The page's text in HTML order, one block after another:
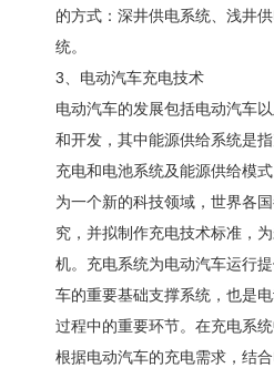
的方式：深井供电系统、浅井
统。
3、电动汽车充电技术
电动汽车的发展包括电动汽车
和开发，其中能源供给系统是指
充电和电池系统及能源供给模
为一个新的科技领域，世界各
究，并拟制作充电技术标准，
机。充电系统为电动汽车运行
车的重要基础支撑系统，也是
过程中的重要环节。在充电系
根据电动汽车的充电需求，结